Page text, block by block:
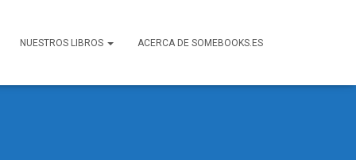
NUESTROS LIBROS ACERCA DE SOMEBOOKS.ES